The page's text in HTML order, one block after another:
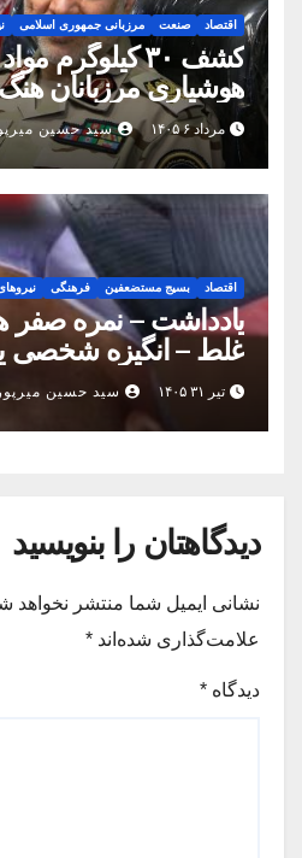
اقتصاد صنعت مرزبانی جمهوری اسلامی
کشف ۳۰
هوشیاری مرزبانان هنگ
مرداد ۶ ۱۴۰۵ سید حسین
اقتصاد بسیج مستضعفین فرهنگی
یادداشت – نمره صفر
غلط – انگیزه شخصی
شهدای امنیت پایمال
تیر ۳۱ ۱۴۰۵ سید حسین میرپور
دیدگاهتان را بنویسید
نشانی ایمیل شما منتشر نخواهد
علامت‌گذاری شده‌اند *
دیدگاه *